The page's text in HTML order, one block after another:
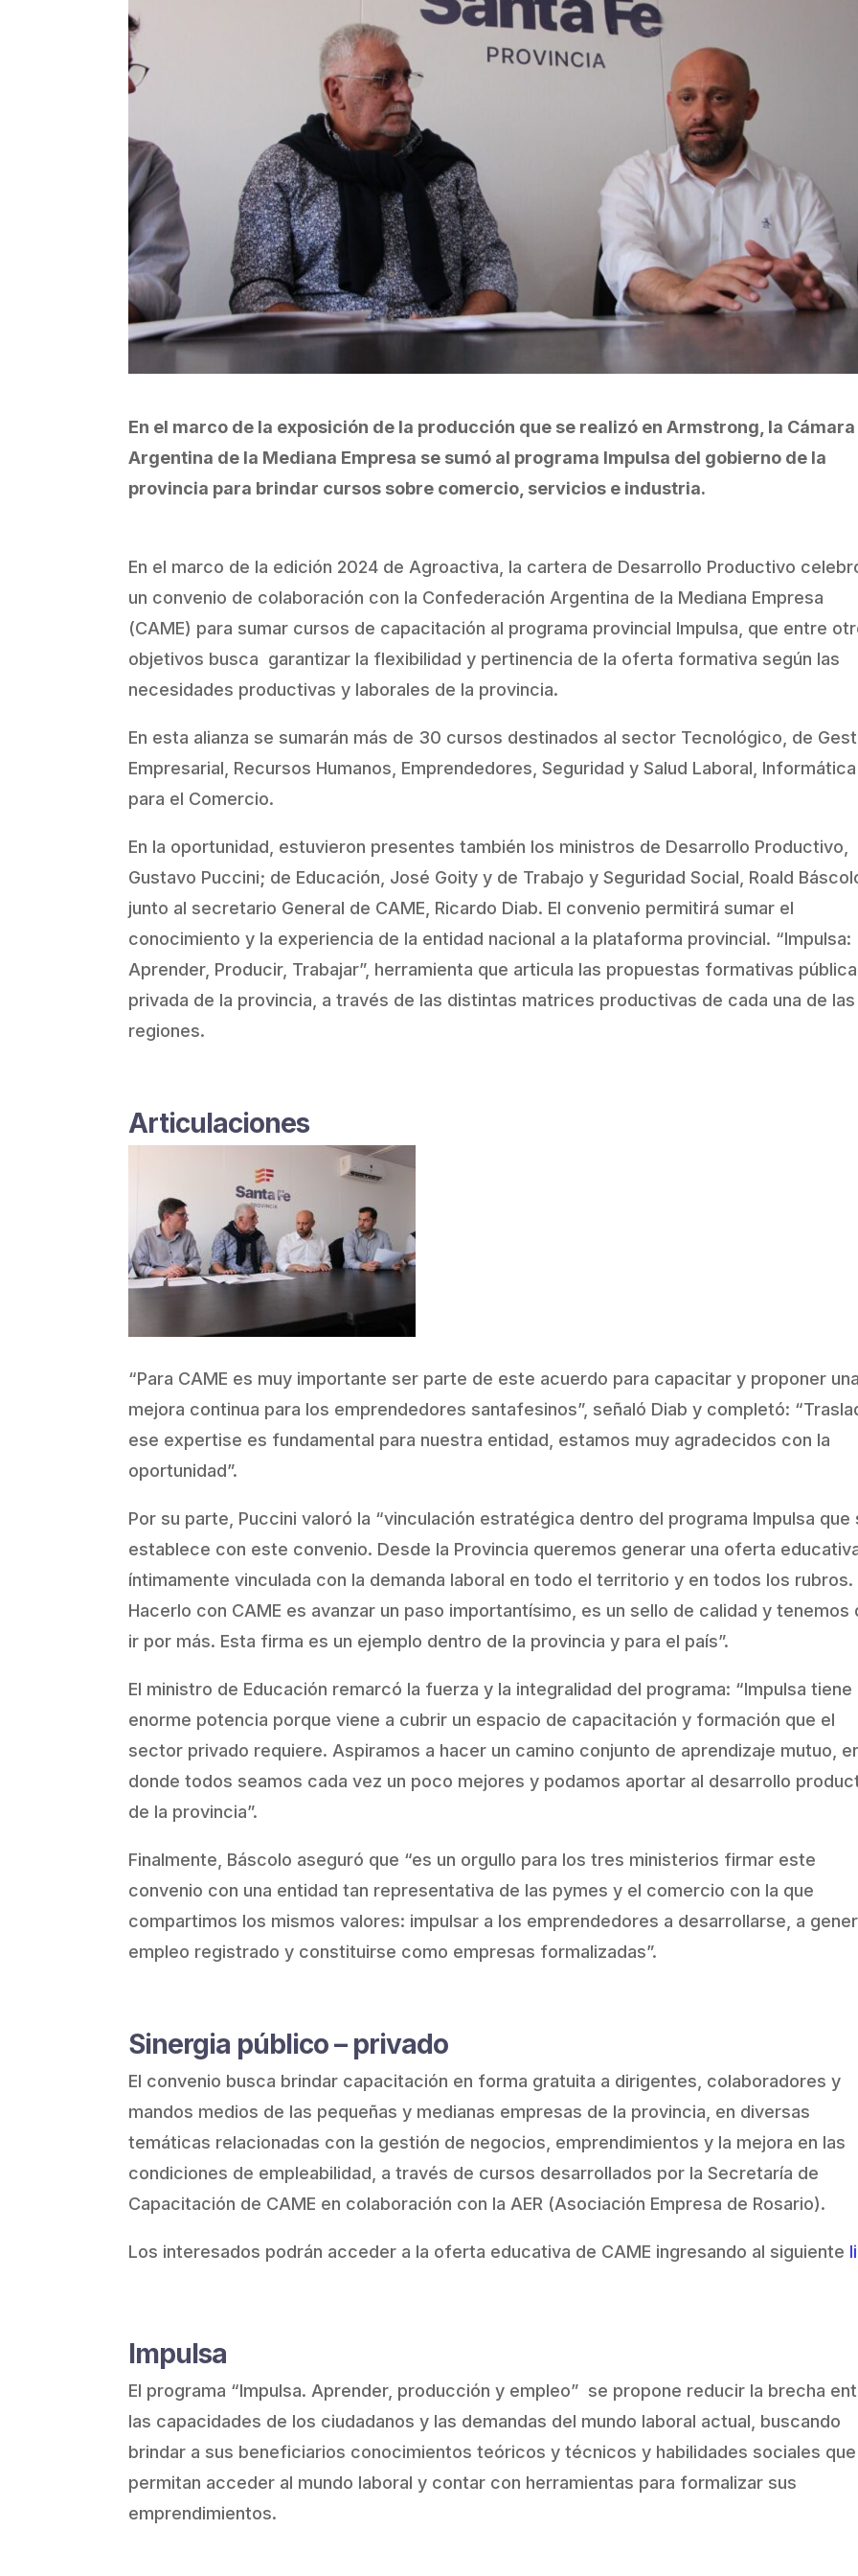
En el marco de la exposición de la producción que se realizó en Armstrong, la Cámara
Argentina de la Mediana Empresa se sumó al programa Impulsa del gobierno de la
provincia para brindar cursos sobre comercio, servicios e industria.
En el marco de la edición 2024 de Agroactiva, la cartera de Desarrollo Productivo
un convenio de colaboración con la Confederación Argentina de la Mediana Empresa
(CAME) para sumar cursos de capacitación al programa provincial Impulsa, que entre
objetivos busca garantizar la flexibilidad y pertinencia de la oferta formativa según las
necesidades productivas y laborales de la provincia.
En esta alianza se sumarán más de 30 cursos destinados al sector Tecnológico, de
Empresarial, Recursos Humanos, Emprendedores, Seguridad y Salud Laboral,
para el Comercio.
En la oportunidad, estuvieron presentes también los ministros de Desarrollo Productivo,
Gustavo Puccini; de Educación, José Goity y de Trabajo y Seguridad Social, Roald
junto al secretario General de CAME, Ricardo Diab. El convenio permitirá sumar el
conocimiento y la experiencia de la entidad nacional a la plataforma provincial. “Impulsa:
Aprender, Producir, Trabajar”, herramienta que articula las propuestas formativas
privada de la provincia, a través de las distintas matrices productivas de cada una de las
regiones.
Articulaciones
“Para CAME es muy importante ser parte de este acuerdo para capacitar y proponer una
mejora continua para los emprendedores santafesinos”, señaló Diab y completó:
ese expertise es fundamental para nuestra entidad, estamos muy agradecidos con la
oportunidad”.
Por su parte, Puccini valoró la “vinculación estratégica dentro del programa Impulsa que
establece con este convenio. Desde la Provincia queremos generar una oferta
íntimamente vinculada con la demanda laboral en todo el territorio y en todos los rubros.
Hacerlo con CAME es avanzar un paso importantísimo, es un sello de calidad y tenemos
ir por más. Esta firma es un ejemplo dentro de la provincia y para el país”.
El ministro de Educación remarcó la fuerza y la integralidad del programa: “Impulsa tiene
enorme potencia porque viene a cubrir un espacio de capacitación y formación que el
sector privado requiere. Aspiramos a hacer un camino conjunto de aprendizaje mutuo,
donde todos seamos cada vez un poco mejores y podamos aportar al desarrollo
de la provincia”.
Finalmente, Báscolo aseguró que “es un orgullo para los tres ministerios firmar este
convenio con una entidad tan representativa de las pymes y el comercio con la que
compartimos los mismos valores: impulsar a los emprendedores a desarrollarse, a
empleo registrado y constituirse como empresas formalizadas”.
Sinergia público – privado
El convenio busca brindar capacitación en forma gratuita a dirigentes, colaboradores y
mandos medios de las pequeñas y medianas empresas de la provincia, en diversas
temáticas relacionadas con la gestión de negocios, emprendimientos y la mejora en las
condiciones de empleabilidad, a través de cursos desarrollados por la Secretaría de
Capacitación de CAME en colaboración con la AER (Asociación Empresa de Rosario).
Los interesados podrán acceder a la oferta educativa de CAME ingresando al siguiente
Impulsa
El programa “Impulsa. Aprender, producción y empleo” se propone reducir la brecha
las capacidades de los ciudadanos y las demandas del mundo laboral actual, buscando
brindar a sus beneficiarios conocimientos teóricos y técnicos y habilidades sociales
permitan acceder al mundo laboral y contar con herramientas para formalizar sus
emprendimientos.